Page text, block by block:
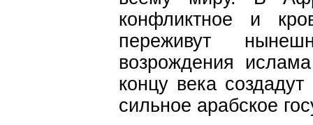
конфликтное и
переживут
возрождения
концу века
сильное арабское